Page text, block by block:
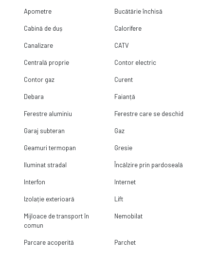
Apometre Bucătărie închisă
Cabină de duș Calorifere
Canalizare CATV
Centrală proprie Contor electric
Contor gaz Curent
Debara Faianță
Ferestre aluminiu Ferestre care se deschid
Garaj subteran Gaz
Geamuri termopan Gresie
Iluminat stradal Încălzire prin pardoseală
Interfon Internet
Izolație exterioară Lift
Mijloace de transport în
comun
Nemobilat
Parcare acoperită Parchet